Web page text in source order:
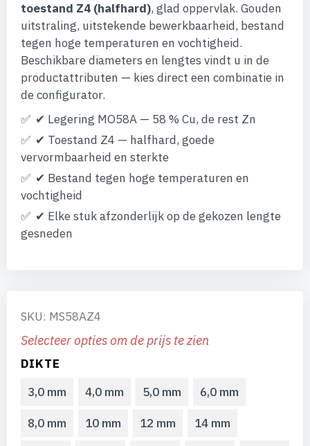
afbeeldingen-
gallerij
toestand Z4 (halfhard), glad oppervlak. Gouden
uitstraling, uitstekende bewerkbaarheid, bestand
tegen hoge temperaturen en vochtigheid.
Beschikbare diameters en lengtes vindt u in de
productattributen — kies direct een combinatie in
de configurator.
✔ Legering MO58A — 58 % Cu, de rest Zn
✔ Toestand Z4 — halfhard, goede
vervormbaarheid en sterkte
✔ Bestand tegen hoge temperaturen en
vochtigheid
✔ Elke stuk afzonderlijk op de gekozen lengte
gesneden
SKU: MS58AZ4
Selecteer opties om de prijs te zien
DIKTE
3,0 mm
4,0 mm 5,0 mm 6,0 mm
8,0 mm 10 mm 12 mm 14 mm